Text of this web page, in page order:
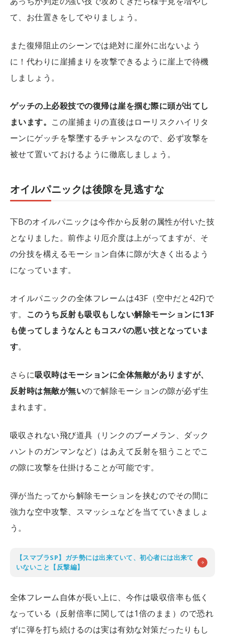
て、お仕置きをしてやりましょう。
また復帰阻止のシーンでは絶対に崖外に出ないよう
に！代わりに崖捕まりを攻撃できるように崖上で待機
しましょう。
ゲッチの上必殺技での復帰は崖を掴む際に頭が出てし
まいます。 この崖捕まりの直後はローリスクハイリタ
ーンにゲッチを撃墜するチャンスなので、必ず攻撃を
被せて置いておけるように徹底しましょう。
オイルパニックは後隙を見逃すな
下Bのオイルパニックは今作から反射の属性が付いた技
となりました。前作より厄介度は上がってますが、そ
の分技を構えるモーション自体に隙が大きく出るよう
になっています。
オイルパニックの全体フレームは43F（空中だと42F)で
す。 このうち反射も吸収もしない解除モーションに13F
も使ってしまうなんともコスパの悪い技となっていま
す。
さらに吸収時はモーションに全体無敵がありますが、
反射時は無敵が無いので解除モーションの隙が必ず生
まれます。
吸収されない飛び道具（リンクのブーメラン、ダック
ハントのガンマンなど）はあえて反射を狙うことでこ
の隙に攻撃を仕掛けることが可能です。
弾が当たってから解除モーションを挟むのでその間に
強力な空中攻撃、スマッシュなどを当てていきましょ
う。
【スマブラSP】ガチ勢には出来ていて、初心者には出来て
いないこと【反撃編】
全体フレーム自体が長い上に、今作は吸収倍率も低く
なっている（反射倍率に関しては1倍のまま）ので恐れ
ずに弾を打ち続けるのは実は有効な対策だったりもし